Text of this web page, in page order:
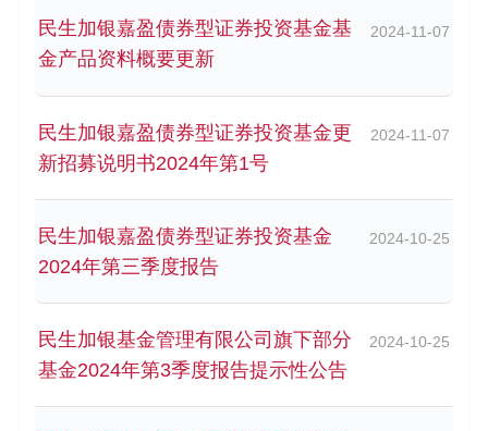
民生加银嘉盈债券型证券投资基金基
金产品资料概要更新
2024-11-07
民生加银嘉盈债券型证券投资基金更
新招募说明书2024年第1号
2024-11-07
民生加银嘉盈债券型证券投资基金
2024年第三季度报告
2024-10-25
民生加银基金管理有限公司旗下部分
基金2024年第3季度报告提示性公告
2024-10-25